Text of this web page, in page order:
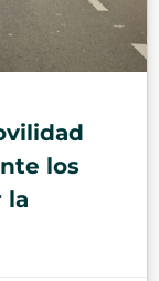
los
la